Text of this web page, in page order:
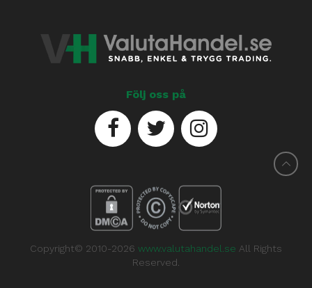
Följ oss på
Copyright© 2010-2026 www.valutahandel.se All Rights
Reserved.